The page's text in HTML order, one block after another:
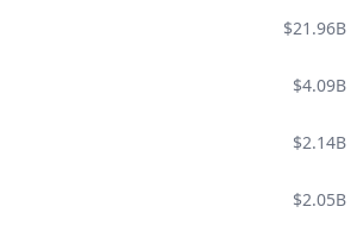
$21.96B
$4.09B
$2.14B
$2.05B